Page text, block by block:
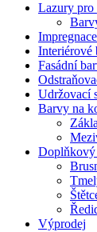
Lazury pro
Interiérové
Fasádní
Udržovací
Barvy na
Doplňkový
Výprodej